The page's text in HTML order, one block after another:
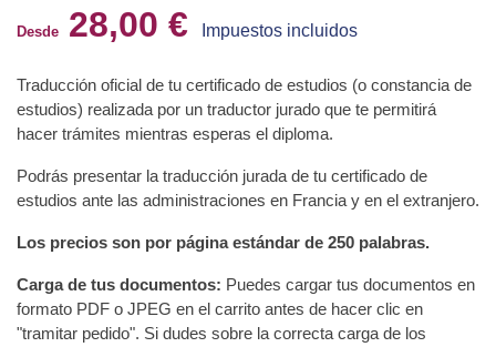
Desde 28,00 € Impuestos incluidos
Traducción oficial de tu certificado de estudios (o constancia de
estudios) realizada por un traductor jurado que te permitirá
hacer trámites mientras esperas el diploma.
Podrás presentar la traducción jurada de tu certificado de
estudios ante las administraciones en Francia y en el extranjero.
Los precios son por página estándar de 250 palabras.
Carga de tus documentos: Puedes cargar tus documentos en
formato PDF o JPEG en el carrito antes de hacer clic en
"tramitar pedido". Si dudes sobre la correcta carga de los